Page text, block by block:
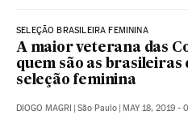
SELEÇÃO BRASILEIRA FEMININA
A maior veterana das
quem são as brasileiras
seleção feminina
DIOGO MAGRI São Paulo MAY 18, 2019 -